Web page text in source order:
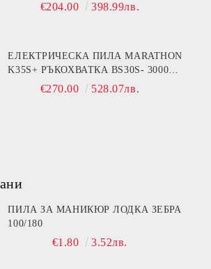
€204.00 398.99лв.
ЕЛЕКТРИЧЕСКА ПИЛА MARATHON
K35S+ РЪКОХВАТКА BS30S- 30000
ОБОРОТА€270.00 528.07лв.
ПИЛА ЗА МАНИКЮР ЛОДКА ЗЕБРА
100/180
€1.80 3.52лв.